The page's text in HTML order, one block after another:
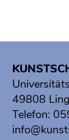
49808
Telefon: